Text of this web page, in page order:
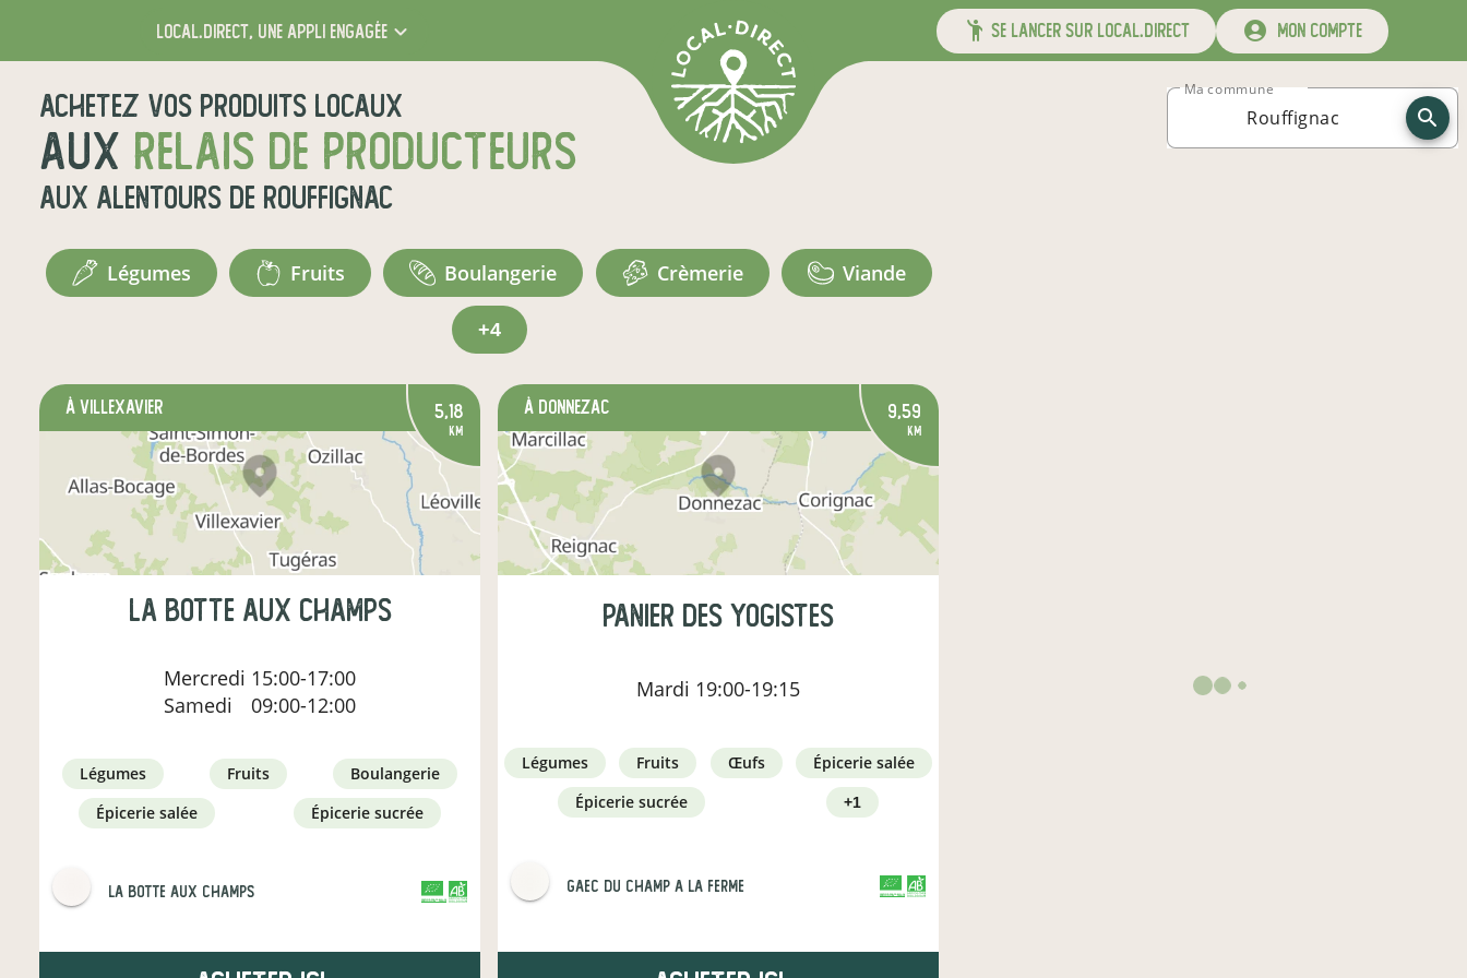
local.direct, une appli engagée se lancer sur local.direct mon compte
Achetez vos produits locaux
aux relais de producteurs
aux alentours de Rouffignac
Ma commune
légumes fruits boulangerie crèmerie viande
+4
à Villexavier 5,18
km
LA BOTTE AUX CHAMPS
Mercredi 15:00-17:00
Samedi
09:00-12:00
légumes fruits
boulangerie
épicerie salée
épicerie sucrée
LA BOTTE AUX CHAMPS
à Donnezac 9,59
km
Panier des yogistes
Mardi 19:00-19:15
légumes fruits œufs
épicerie salée
épicerie sucrée
+1
gaec du champ a la ferme